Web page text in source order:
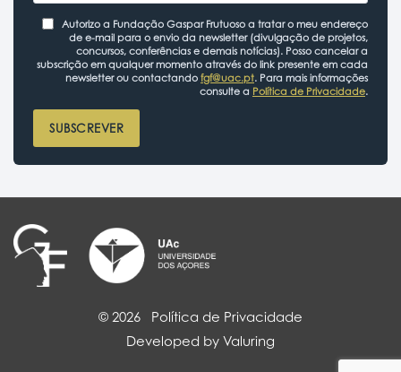
Autorizo a Fundação Gaspar Frutuoso a tratar o meu endereço
de e-mail para o envio da newsletter (divulgação de projetos,
concursos, conferências e demais notícias). Posso cancelar a
subscrição em qualquer momento através do link presente em cada
newsletter ou contactando fgf@uac.pt. Para mais informações
consulte a Política de Privacidade.
SUBSCREVER
© 2026 Política de Privacidade
Developed by Valuring